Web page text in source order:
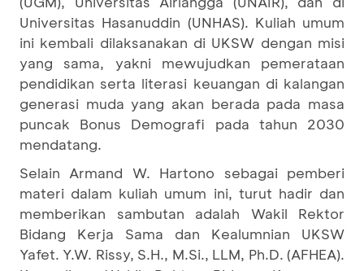
Universitas Hasanuddin (UNHAS). Kuliah umum
ini kembali dilaksanakan di UKSW dengan misi
yang sama, yakni mewujudkan pemerataan
pendidikan serta literasi keuangan di kalangan
generasi muda yang akan berada pada masa
puncak Bonus Demografi pada tahun 2030
mendatang.
Selain Armand W. Hartono sebagai pemberi
materi dalam kuliah umum ini, turut hadir dan
memberikan sambutan adalah Wakil Rektor
Bidang Kerja Sama dan Kealumnian UKSW
Yafet. Y.W. Rissy, S.H., M.Si., LLM, Ph.D. (AFHEA).